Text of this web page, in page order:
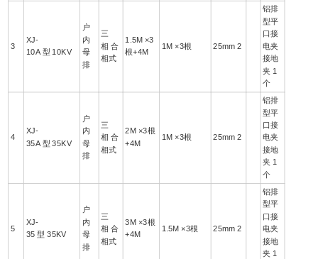
3
XJ-
10A 型 10KV
户
内
母
排
三
相 合
相式
1.5M ×3
根+4M
1M ×3根 25mm 2
铝排
型平
口接
电夹
接地
夹 1
个
4
XJ-
35A 型 35KV
户
内
母
排
三
相 合
相式
2M ×3根
+4M
1M ×3根 25mm 2
铝排
型平
口接
电夹
接地
夹 1
个
5
XJ-
35 型 35KV
户
内
母
排
三
相 合
相式
3M ×3根
+4M
1.5M ×3根 25mm 2
铝排
型平
口接
电夹
接地
夹 1